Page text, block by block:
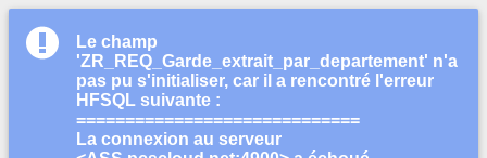
Le champ
'ZR_REQ_Garde_extrait_par_departement' n'a
pas pu s'initialiser, car il a rencontré l'erreur
HFSQL suivante :
=============================
La connexion au serveur